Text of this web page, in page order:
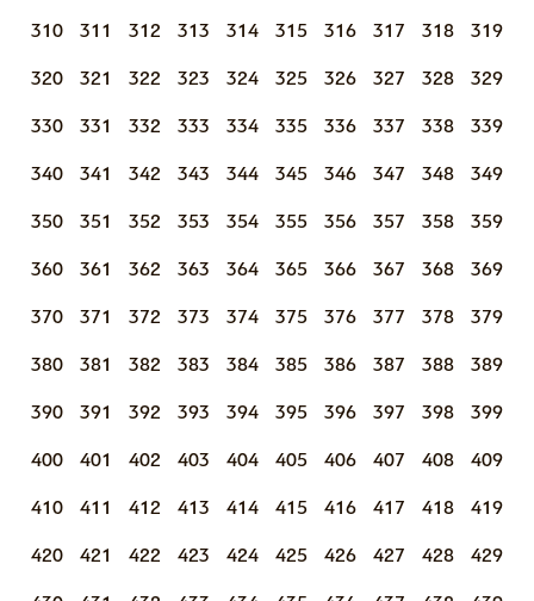
310 311 312 313 314 315 316 317 318 319
320 321 322 323 324 325 326 327 328 329
330 331 332 333 334 335 336 337 338 339
340 341 342 343 344 345 346 347 348 349
350 351 352 353 354 355 356 357 358 359
360 361 362 363 364 365 366 367 368 369
370 371 372 373 374 375 376 377 378 379
380 381 382 383 384 385 386 387 388 389
390 391 392 393 394 395 396 397 398 399
400 401 402 403 404 405 406 407 408 409
410 411 412 413 414 415 416 417 418 419
420 421 422 423 424 425 426 427 428 429